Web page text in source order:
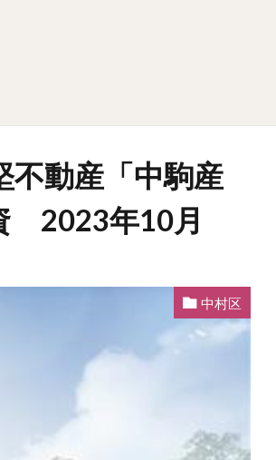
不動産「中駒産
2023年10月
中村区